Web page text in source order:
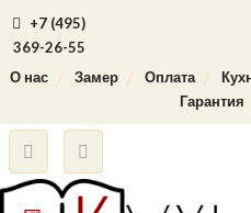
+7 (495)
369-26-55
О нас
Замер Оплата
Гарантия